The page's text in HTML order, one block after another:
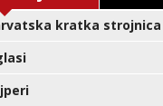
kratka strojnica